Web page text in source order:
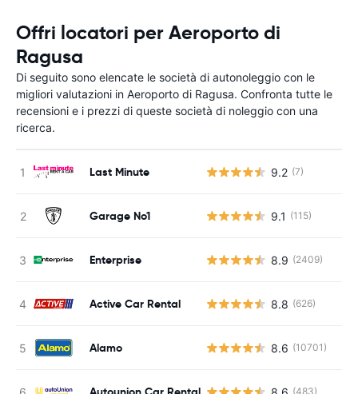
Offri locatori per Aeroporto di
Ragusa
Di seguito sono elencate le società di autonoleggio con le
migliori valutazioni in Aeroporto di Ragusa. Confronta tutte le
recensioni e i prezzi di queste società di noleggio con una
ricerca.
Last Minute 9.2 (7)
Garage No1 9.1 (115)
Enterprise 8.9 (2409)
Active Car Rental 8.8 (626)
Alamo 8.6 (10701)
(483)